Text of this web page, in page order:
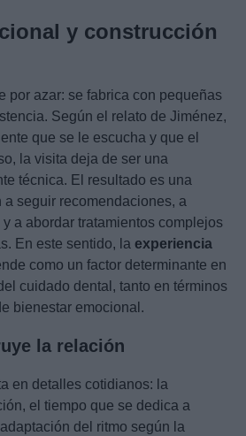
y construcción
por azar: se fabrica con pequeñas
Según el relato de Jiménez,
que se le escucha y que el
la visita deja de ser una
técnica. El resultado es una
seguir recomendaciones, a
a abordar tratamientos complejos
En este sentido, la experiencia
como un factor determinante en
cuidado dental, tanto en términos
bienestar emocional.
la relación
en detalles cotidianos: la
el tiempo que se dedica a
del ritmo según la